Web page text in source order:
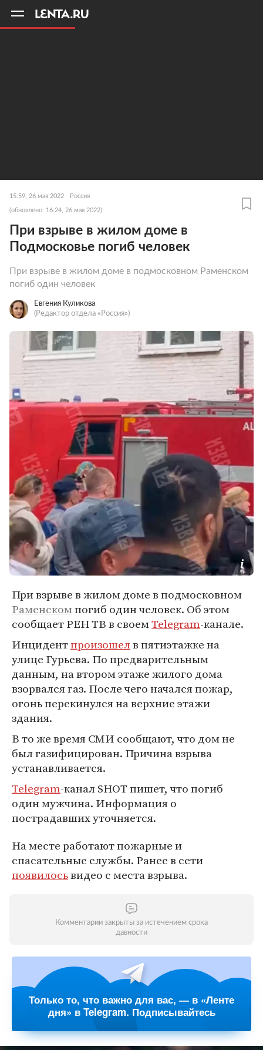
15:59, 26 мая 2022 Россия
(обновлено: 16:24, 26 мая 2022)
При взрыве в жилом доме в
Подмосковье погиб человек
При взрыве в жилом доме в подмосковном Раменском
погиб один человек
Евгения Куликова
(Редактор отдела «Россия»)
При взрыве в жилом доме в подмосковном
Раменскомпогиб один человек. Об этом
сообщает РЕН ТВ в своемTelegram-канале.
Инцидентпроизошелв пятиэтажке на
улице Гурьева. По предварительным
данным, на втором этаже жилого дома
взорвался газ. После чего начался пожар,
огонь перекинулся на верхние этажи
здания.
В то же время СМИ сообщают, что дом не
был газифицирован. Причина взрыва
устанавливается.
Telegram-канал SHOT пишет, что погиб
один мужчина. Информация о
пострадавших уточняется.
На месте работают пожарные и
спасательные службы. Ранее в сети
появилосьвидео с места взрыва.
Комментарии закрыты за истечением срока
давности
Только то, что важно для вас, — в «Ленте
дня» в Telegram. Подписывайтесь